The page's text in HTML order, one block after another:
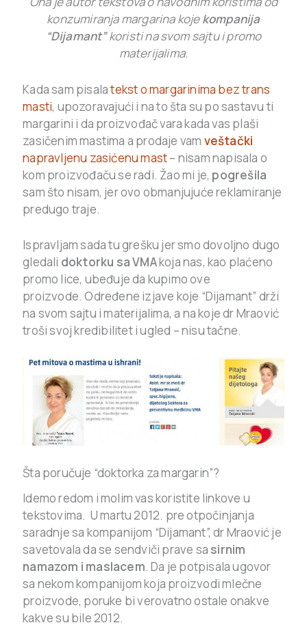
konzumiranja margarina kojekompanija
“Dijamant”koristi na svom sajtu i promo
materijalima.
Kada sam pisalatekst o margarinima bez trans
masti, upozoravajući i na to šta su po sastavu ti
margarini i da proizvođač vara kada vas plaši
zasičenim mastima a prodaje vam veštački
napravljenu zasićenu mast– nisam napisala o
kom proizvođaču se radi. Žao mi je, pogrešila
sam što nisam, jer ovo obmanjujuće reklamiranje
predugo traje.
Ispravljam sada tu grešku jer smo dovoljno dugo
gledali doktorku sa VMAkoja nas, kao plaćeno
promo lice, ubeđuje da kupimo ove
proizvode. Određene izjave koje “Dijamant” drži
na svom sajtu i materijalima, a na koje dr Mraović
troši svoj kredibilitet i ugled – nisu tačne.
Šta poručuje “doktorka za margarin”?
Idemo redom i molim vas koristite linkove u
tekstovima. U martu 2012. pre otpočinjanja
saradnje sa kompanijom “Dijamant”, dr Mraović je
savetovala da se sendviči prave sa sirnim
namazom i maslacem. Da je potpisala ugovor
sa nekom kompanijom koja proizvodi mlečne
proizvode, poruke bi verovatno ostale onakve
kakve su bile 2012.